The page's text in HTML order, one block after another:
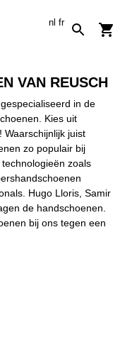
nl fr
VAN REUSCH
in de
Kies uit
juist
zo populair bij
zoals
Hugo Lloris, Samir
de handschoenen.
bij ons tegen een